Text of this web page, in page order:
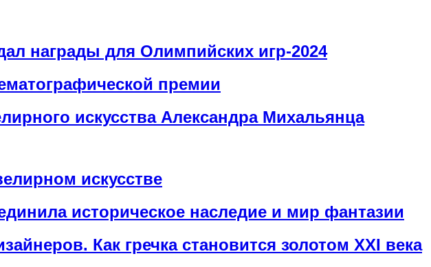
награды для Олимпийских игр-2024
премии
искусства Александра Михальянца
искусстве
историческое наследие и мир фантазии
Как гречка становится золотом XXI века